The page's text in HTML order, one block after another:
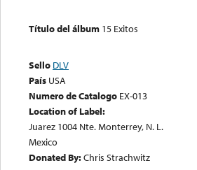
Título del álbum 15 Exitos
Sello DLV
País USA
Numero de Catalogo EX-013
Location of Label:
Juarez 1004 Nte. Monterrey, N. L.
Mexico
Donated By:Chris Strachwitz